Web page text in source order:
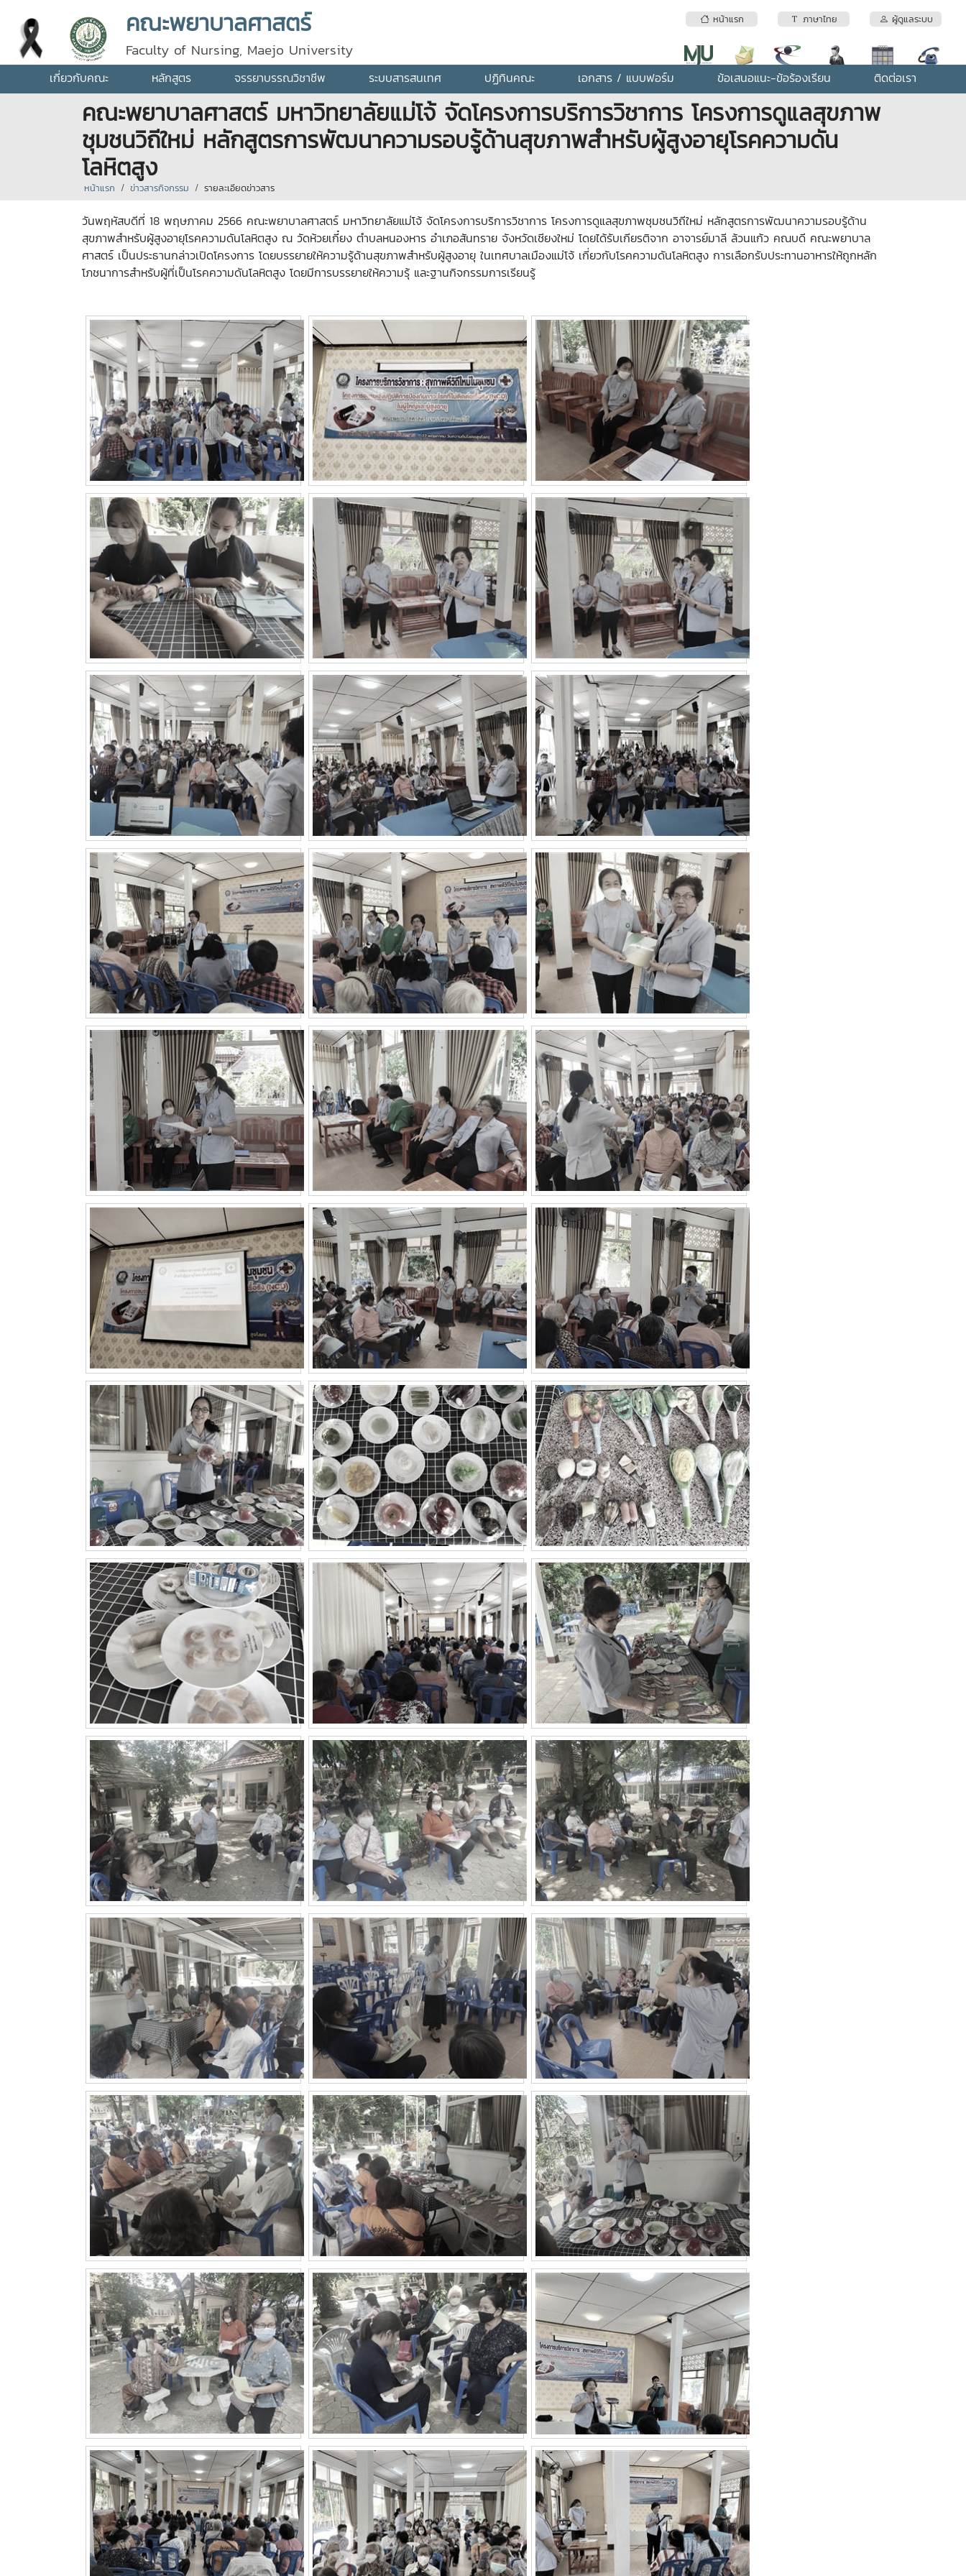
หน้าแรก ภาษาไทย ผู้ดูแลระบบ
คณะพยาบาลศาสตร์
Faculty of Nursing, Maejo University
เกี่ยวกับคณะ หลักสูตร จรรยาบรรณวิชาชีพ ระบบสารสนเทศ ปฏิทินคณะ เอกสาร / แบบฟอร์ม ข้อเสนอแนะ-ข้อร้องเรียน ติดต่อเรา
คณะพยาบาลศาสตร์ มหาวิทยาลัยแม่โจ้ จัดโครงการบริการวิชาการ โครงการดูแลสุขภาพ
ชุมชนวิถีใหม่ หลักสูตรการพัฒนาความรอบรู้ด้านสุขภาพสำหรับผู้สูงอายุโรคความดัน
โลหิตสูง
หน้าแรก ข่าวสารกิจกรรม รายละเอียดข่าวสาร
วันพฤหัสบดีที่ 18 พฤษภาคม 2566 คณะพยาบาลศาสตร์ มหาวิทยาลัยแม่โจ้ จัดโครงการบริการวิชาการ โครงการดูแลสุขภาพชุมชนวิถีใหม่ หลักสูตรการพัฒนาความรอบรู้ด้าน
สุขภาพสำหรับผู้สูงอายุโรคความดันโลหิตสูง ณ วัดห้วยเกี๋ยง ตำบลหนองหาร อำเภอสันทราย จังหวัดเชียงใหม่ โดยได้รับเกียรติจาก อาจารย์มาลี ล้วนแก้ว คณบดี คณะพยาบาล
ศาสตร์ เป็นประธานกล่าวเปิดโครงการ โดยบรรยายให้ความรู้ด้านสุขภาพสำหรับผู้สูงอายุ ในเทศบาลเมืองแม่โจ้ เกี่ยวกับโรคความดันโลหิตสูง การเลือกรับประทานอาหารให้ถูกหลัก
โภชนาการสำหรับผู้ที่เป็นโรคความดันโลหิตสูง โดยมีการบรรยายให้ความรุ้ และฐานกิจกรรมการเรียนรู้